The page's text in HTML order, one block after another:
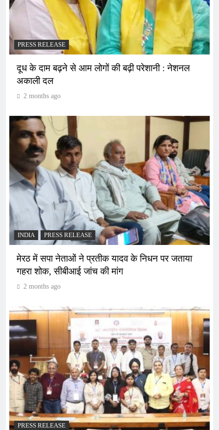
PRESS RELEASE
दूध के दाम बढ़ने से आम लोगों की बढ़ी परेशानी : नेशनल
अकाली दल
2 months ago
INDIA PRESS RELEASE
मेरठ में सपा नेताओं ने प्रतीक यादव के निधन पर जताया
गहरा शोक, सीबीआई जांच की मांग
2 months ago
PRESS RELEASE